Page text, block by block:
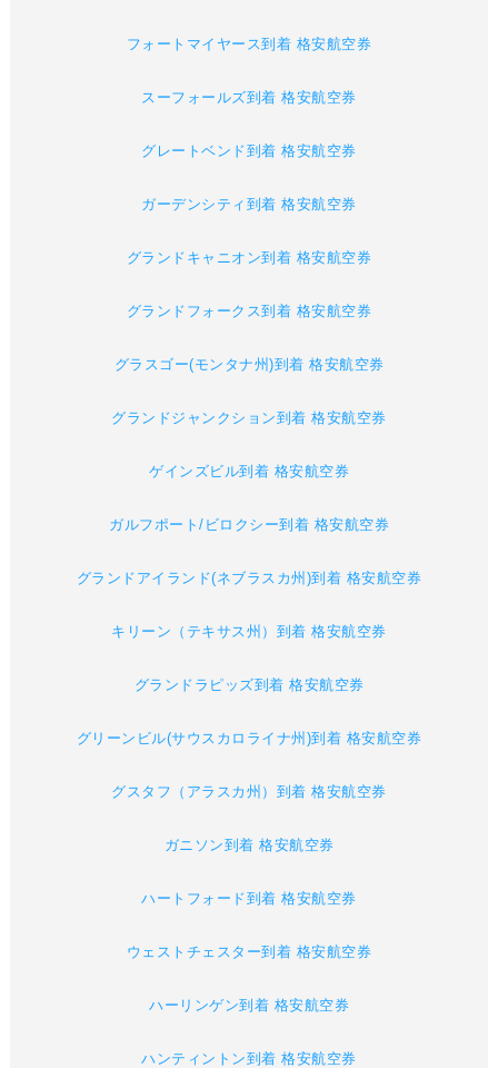
フォートマイヤース到着 格安航空券
スーフォールズ到着 格安航空券
グレートベンド到着 格安航空券
ガーデンシティ到着 格安航空券
グランドキャニオン到着 格安航空券
グランドフォークス到着 格安航空券
グラスゴー(モンタナ州)到着 格安航空券
グランドジャンクション到着 格安航空券
ゲインズビル到着 格安航空券
ガルフポート/ビロクシー到着 格安航空券
グランドアイランド(ネブラスカ州)到着 格安航空券
キリーン（テキサス州）到着 格安航空券
グランドラピッズ到着 格安航空券
グリーンビル(サウスカロライナ州)到着 格安航空券
グスタフ（アラスカ州）到着 格安航空券
ガニソン到着 格安航空券
ハートフォード到着 格安航空券
ウェストチェスター到着 格安航空券
ハーリンゲン到着 格安航空券
ハンティントン到着 格安航空券